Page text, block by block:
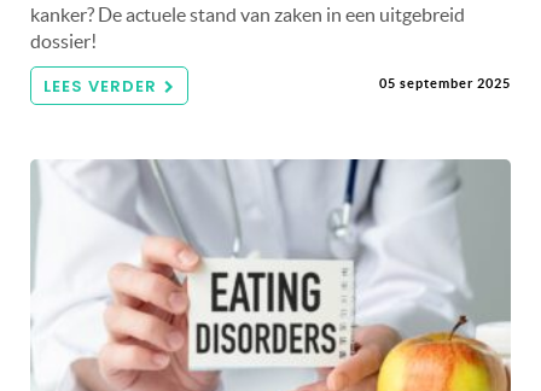
kanker? De actuele stand van zaken in een uitgebreid
dossier!
LEES VERDER 05 september 2025